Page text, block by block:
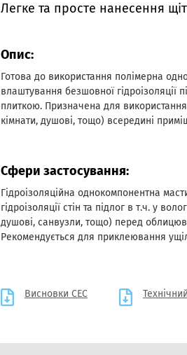
Легке та просте нанесення
Опис:
Готова до використання полімерна
влаштування безшовної
плиткою. Призначена для
кімнати, душові, тощо) всередині
Сфери застосування:
Гідроізоляційна однокомпонентна
гідроізоляції стін та підлог в т.ч. у
душові, санвузли, тощо) перед
Рекомендується для приклеювання
Висновки СЕС